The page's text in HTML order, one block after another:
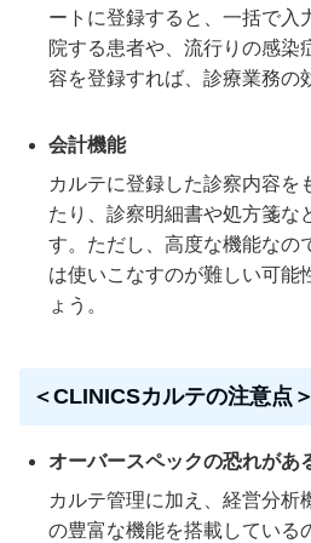
ートに登録すると、一括で入
院する患者や、流行りの感染
容を登録すれば、診療業務の
会計機能
カルテに登録した診察内容を
たり、診察明細書や処方箋な
す。ただし、高度な機能なの
は使いこなすのが難しい可能
ょう。
＜CLINICSカルテの注意点＞
オーバースペックの恐れがあ
カルテ管理に加え、経営分析
の豊富な機能を搭載している